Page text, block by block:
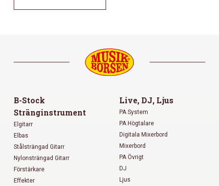
B-Stock
Stränginstrument
Elgitarr
Elbas
Stålsträngad Gitarr
Nylonsträngad Gitarr
Förstärkare
Effekter
Live, DJ, Ljus
PA System
PA Högtalare
Digitala Mixerbord
Mixerbord
PA Övrigt
DJ
Ljus